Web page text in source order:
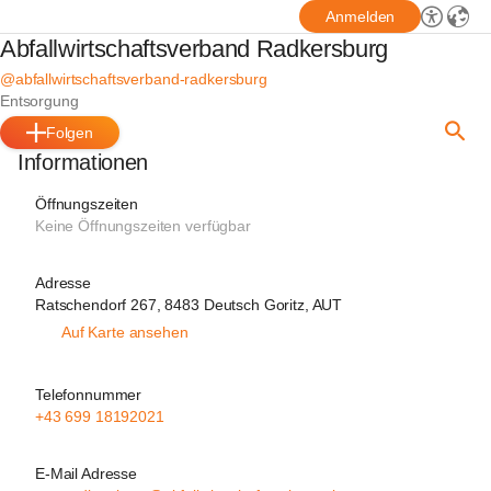
Anmelden
Abfallwirtschaftsverband Radkersburg
@abfallwirtschaftsverband-radkersburg
Entsorgung
Folgen
Informationen
Öffnungszeiten
Keine Öffnungszeiten verfügbar
Adresse
Ratschendorf 267, 8483 Deutsch Goritz, AUT
Auf Karte ansehen
Telefonnummer
+43 699 18192021
E-Mail Adresse